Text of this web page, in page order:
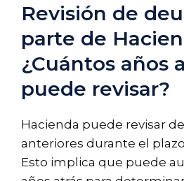
Revisión de
parte de
¿Cuántos años
puede revisar?
Hacienda puede revisar
anteriores durante el
Esto implica que puede